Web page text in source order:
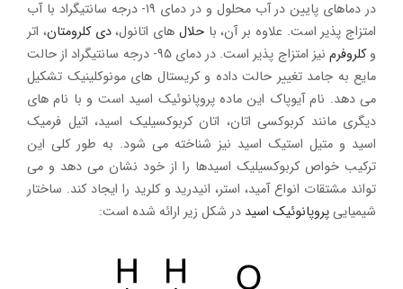
در دماهای پایین در آب محلول و در دمای ۱۹- درجه سانتیگراد با آب
امتزاج پذیر است. علاوه بر آن، باحلال های اتانول،دی کلرومتان، اتر
وکلروفرم
نیز امتزاج پذیر است. در دمای ۹۵- درجه سانتیگراد از حالت
مایع به جامد تغییر حالت داده و کریستال های مونوکلینیک تشکیل
می دهد. نام آیوپاک این ماده پروپانوئيک اسید است و با نام های
دیگری مانند کربوکسی اتان، اتان کربوکسیلیک اسید، اتیل فرمیک
اسید و متیل استیک اسید نیز شناخته می شود. به طور کلی این
ترکیب خواص کربوکسیلیک اسیدها را از خود نشان می دهد و می
تواند مشتقات انواع آمید، استر، انیدرید و کلرید را ایجاد کند. ساختار
شیمیاییپروپانوئیک اسید در شکل زیر ارائه شده است: